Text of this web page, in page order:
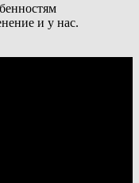
и у нас.